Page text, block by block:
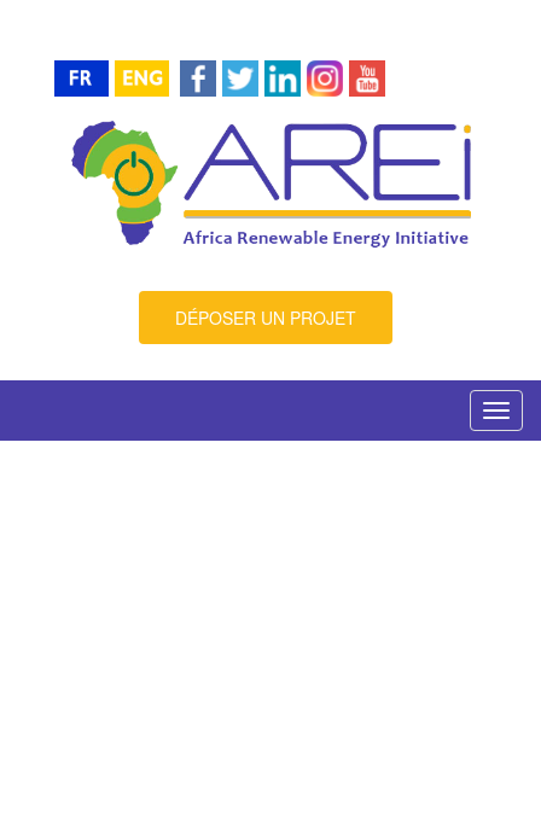
DÉPOSER UN PROJET